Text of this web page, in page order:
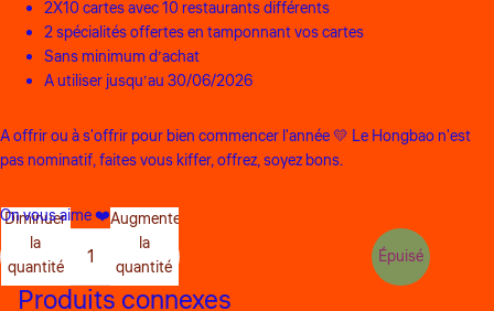
2X10 cartes avec 10 restaurants différents
2 spécialités offertes en tamponnant vos cartes
Sans minimum d’achat
A utiliser jusqu’au 30/06/2026
A offrir ou à s'offrir pour bien commencer l'année 💛 Le Hongbao n'est
pas nominatif, faites vous kiffer, offrez, soyez bons.
On vous aime ❤️
Diminuer
la
quantité
Augmenter
la
quantité
Épuisé
Produits connexes